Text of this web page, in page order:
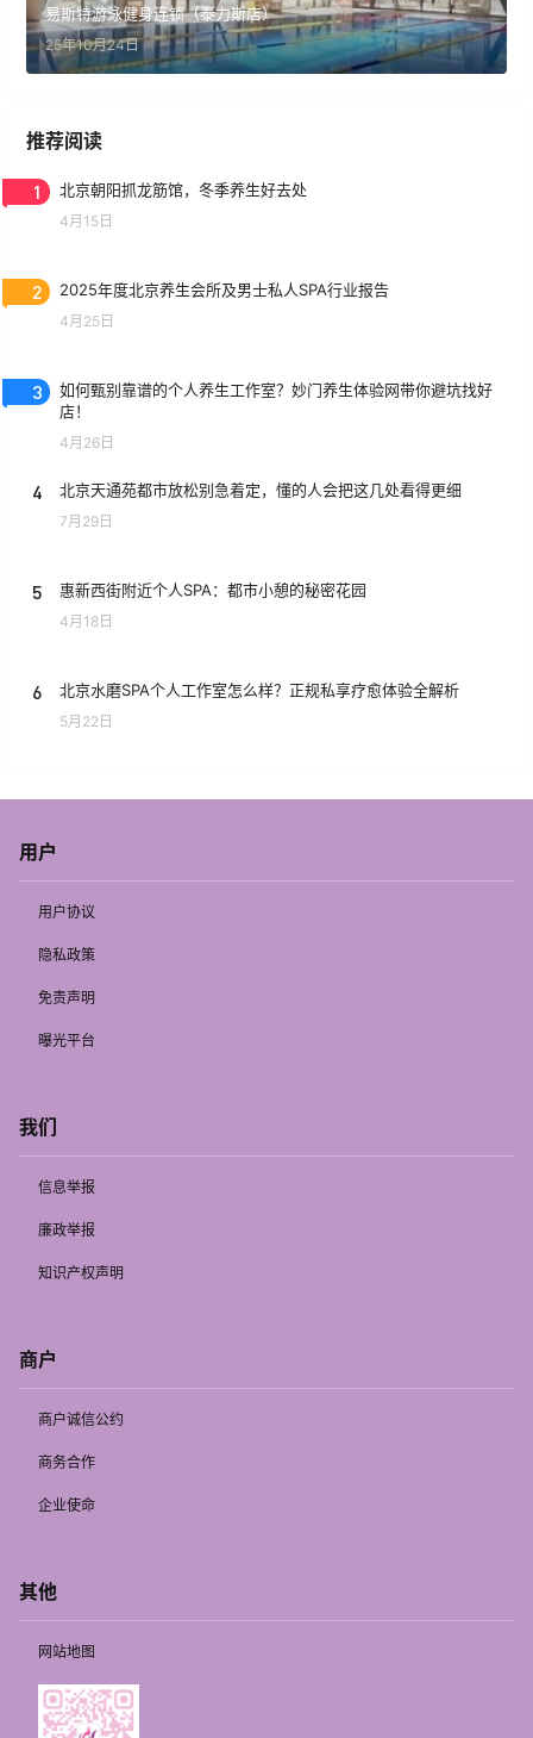
易斯特游泳健身连锁（泰力斯店）
25年10月24日
推荐阅读
1 北京朝阳抓龙筋馆，冬季养生好去处
4月15日
2 2025年度北京养生会所及男士私人SPA行业报告
4月25日
3
如何甄别靠谱的个人养生工作室？妙门养生体验网带你避坑找好
店！
4月26日
4 北京天通苑都市放松别急着定，懂的人会把这几处看得更细
7月29日
5 惠新西街附近个人SPA：都市小憩的秘密花园
4月18日
6 北京水磨SPA个人工作室怎么样？正规私享疗愈体验全解析
5月22日
用户
用户协议
隐私政策
免责声明
曝光平台
我们
信息举报
廉政举报
知识产权声明
商户
商户诚信公约
商务合作
企业使命
其他
网站地图